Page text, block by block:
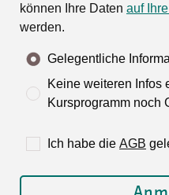
können Ihre Daten auf
werden.
Gelegentliche
Keine weiteren Infos
Kursprogramm noch
Ich habe die AGB